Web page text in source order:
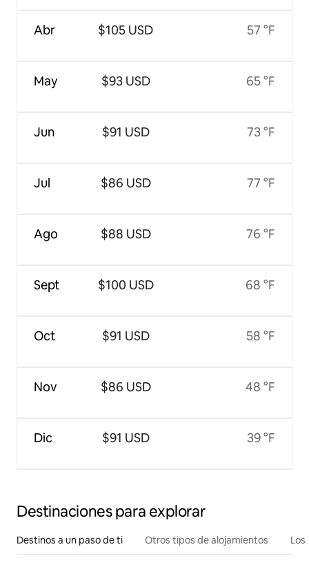
Abr
May
Jun
Jul
Ago
Sept
Oct
Nov
Dic
$105 USD
$93 USD
$91 USD
$86 USD
$88 USD
$100 USD
$91 USD
$86 USD
$91 USD
57 °F
65 °F
73 °F
77 °F
76 °F
68 °F
58 °F
48 °F
39 °F
Destinaciones para explorar
Destinos a un paso de ti Otros tipos de alojamientos